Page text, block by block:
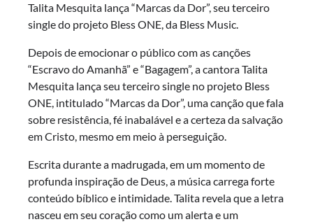
Talita Mesquita lança “Marcas da Dor”, seu terceiro
single do projeto Bless ONE, da Bless Music.
Depois de emocionar o público com as canções
“Escravo do Amanhã” e “Bagagem”, a cantora Talita
Mesquita lança seu terceiro single no projeto Bless
ONE, intitulado “Marcas da Dor”, uma canção que fala
sobre resistência, fé inabalável e a certeza da salvação
em Cristo, mesmo em meio à perseguição.
Escrita durante a madrugada, em um momento de
profunda inspiração de Deus, a música carrega forte
conteúdo bíblico e intimidade. Talita revela que a letra
nasceu em seu coração como um alerta e um